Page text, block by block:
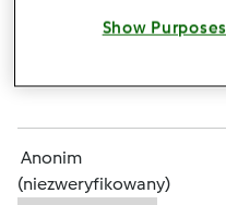
Anonim
(niezweryfikowany)
Show Purposes